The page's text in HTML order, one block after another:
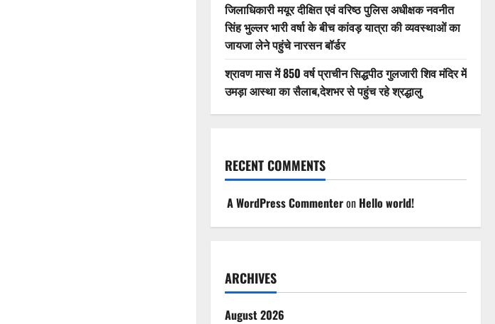
जिलाधिकारी मयूर दीक्षित एवं वरिष्ठ पुलिस अधीक्षक नवनीत
सिंह भुल्लर भारी वर्षा के बीच कांवड़ यात्रा की व्यवस्थाओं का
जायजा लेने पहुंचे नारसन बॉर्डर
श्रावण मास में 850 वर्ष प्राचीन सिद्धपीठ गुलजारी शिव मंदिर में
उमड़ा आस्था का सैलाब,देशभर से पहुंच रहे श्रद्धालु
RECENT COMMENTS
A WordPress Commenteron Hello world!
ARCHIVES
August 2026